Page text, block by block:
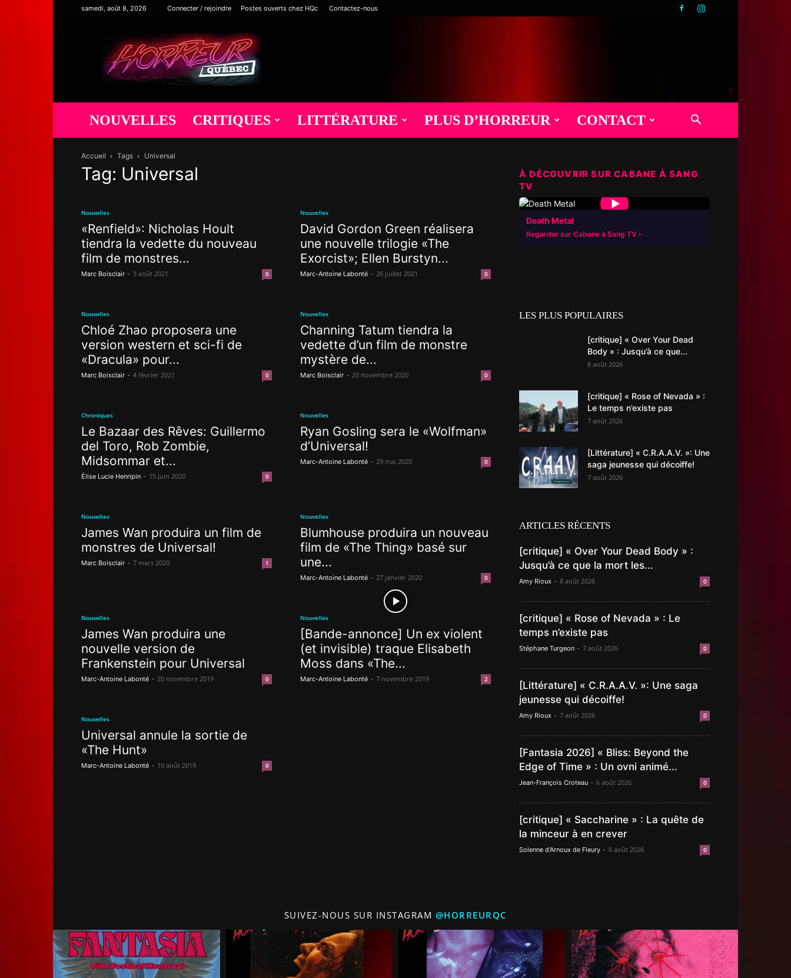
samedi, août 8, 2026 Connecter / rejoindre Postes ouverts chez HQc Contactez-nous
Horreur
Québec
NOUVELLES CRITIQUES LITTÉRATURE PLUS D’HORREUR CONTACT
Accueil Tags Universal
Tag: Universal
Nouvelles
«Renfield»: Nicholas Hoult
tiendra la vedette du nouveau
film de monstres...
Marc Boisclair - 3 août 2021 0
Nouvelles
David Gordon Green réalisera
une nouvelle trilogie «The
Exorcist»; Ellen Burstyn...
Marc-Antoine Labonté - 26 juillet 2021 0
Nouvelles
Chloé Zhao proposera une
version western et sci-fi de
«Dracula» pour...
Marc Boisclair - 4 février 2021 0
Nouvelles
Channing Tatum tiendra la
vedette d’un film de monstre
mystère de...
Marc Boisclair - 20 novembre 2020 0
Chroniques
Le Bazaar des Rêves: Guillermo
del Toro, Rob Zombie,
Midsommar et...
Élise Lucie Henripin - 15 juin 2020 0
Nouvelles
Ryan Gosling sera le «Wolfman»
d’Universal!
Marc-Antoine Labonté - 29 mai 2020 0
Nouvelles
James Wan produira un film de
monstres de Universal!
Marc Boisclair - 7 mars 2020 1
Nouvelles
Blumhouse produira un nouveau
film de «The Thing» basé sur
une...
Marc-Antoine Labonté - 27 janvier 2020 0
Nouvelles
James Wan produira une
nouvelle version de
Frankenstein pour Universal
Marc-Antoine Labonté - 20 novembre 2019 0
Nouvelles
[Bande-annonce] Un ex violent
(et invisible) traque Elisabeth
Moss dans «The...
Marc-Antoine Labonté - 7 novembre 2019 2
Nouvelles
Universal annule la sortie de
«The Hunt»
Marc-Antoine Labonté - 10 août 2019 0
À DÉCOUVRIR SUR CABANE À SANG
TV
▶
Death Metal
Regarder sur Cabane à Sang TV
LES PLUS POPULAIRES
[critique] « Over Your Dead
Body » : Jusqu’à ce que...
8 août 2026
[critique] « Rose of Nevada » :
Le temps n’existe pas
7 août 2026
[Littérature] « C.R.A.A.V. »: Une
saga jeunesse qui décoiffe!
7 août 2026
ARTICLES RÉCENTS
[critique] « Over Your Dead Body » :
Jusqu’à ce que la mort les...
Amy Rioux - 8 août 2026 0
[critique] « Rose of Nevada » : Le
temps n’existe pas
Stéphane Turgeon - 7 août 2026 0
[Littérature] « C.R.A.A.V. »: Une saga
jeunesse qui décoiffe!
Amy Rioux - 7 août 2026 0
[Fantasia 2026] « Bliss: Beyond the
Edge of Time » : Un ovni animé...
Jean-François Croteau - 6 août 2026 0
[critique] « Saccharine » : La quête de
la minceur à en crever
Solenne d'Arnoux de Fleury - 6 août 2026 0
SUIVEZ-NOUS SUR INSTAGRAM @HORREURQC